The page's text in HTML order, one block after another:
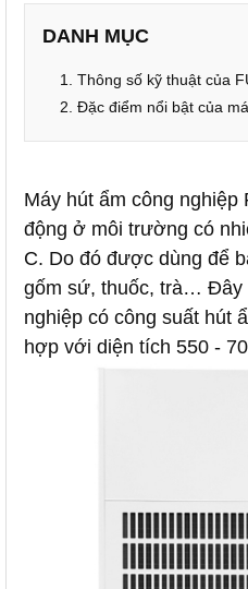
DANH MỤC
1. Thông số kỹ thuật của
2. Đặc điểm nổi bật của
Máy hút ẩm công nghiệp
động ở môi trường có
C. Do đó được dùng để
gốm sứ, thuốc, trà… Đây
nghiệp có công suất hút
hợp với diện tích 550 -